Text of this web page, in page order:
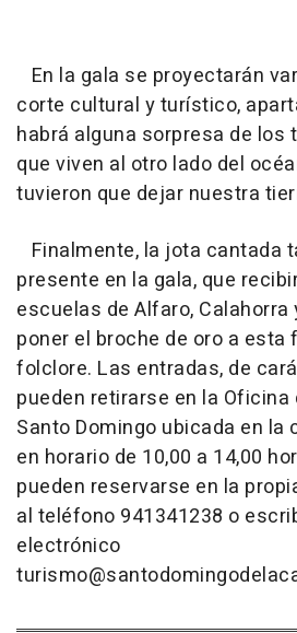
En la gala se proyectarán
corte cultural y turístico,
habrá alguna sorpresa de los
que viven al otro lado del
tuvieron que dejar nuestra
Finalmente, la jota cantada
presente en la gala, que
escuelas de Alfaro, Calahorra
poner el broche de oro a
folclore. Las entradas, de
pueden retirarse en la Oficina
Santo Domingo ubicada en la
en horario de 10,00 a 14,00
pueden reservarse en la
al teléfono 941341238 o
electrónico